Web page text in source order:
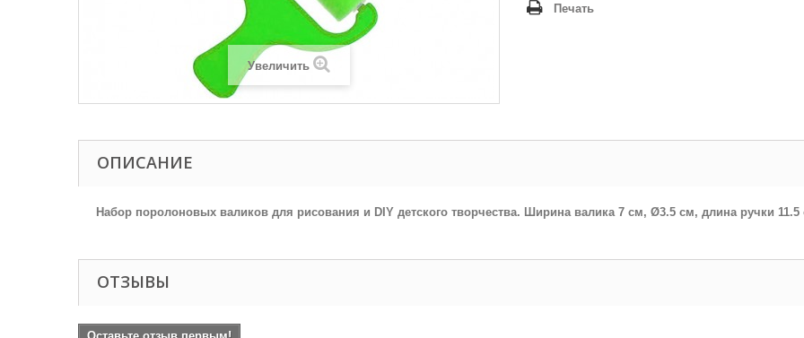
Увеличить
Печать
ОПИСАНИЕ
Набор поролоновых валиков для рисования и DIY детского творчества. Ширина валика 7 см, Ø3.5 см, длина ручки 11.5
ОТЗЫВЫ